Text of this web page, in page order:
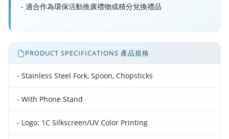
- 適合作為環保活動推廣禮物或積分兌換禮品
PRODUCT SPECIFICATIONS 產品規格
- Stainless Steel Fork, Spoon, Chopsticks
- With Phone Stand
- Logo: 1C Silkscreen/UV Color Printing